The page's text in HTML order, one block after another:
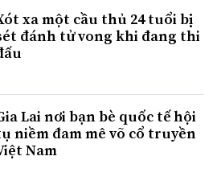
xa một cầu thủ 24 tuổi bị
đánh tử vong khi đang thi
Lai nơi bạn bè quốc tế hội
niềm đam mê võ cổ truyền
Nam